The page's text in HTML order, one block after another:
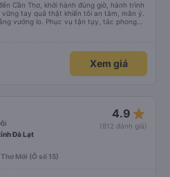
Cần Thơ, khởi hành đúng giờ, hành trình
an tâm, mãn ý.
vướng lo. Phục vụ tận tụy, tác phong
kim tiền vội vã. Xã hội loạn đạo. Xin gửi
Xem giá
4.9 star_rate
(812 đánh giá)
Đà Lạt
Mới (Ô số 15)